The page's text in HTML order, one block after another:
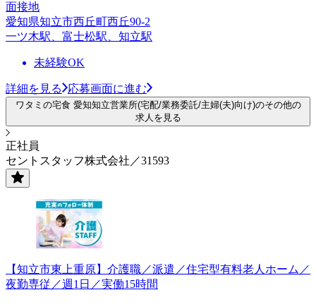
面接地
愛知県知立市西丘町西丘90-2
一ツ木駅、富士松駅、知立駅
未経験OK
詳細を見る 応募画面に進む
ワタミの宅食 愛知知立営業所(宅配/業務委託/主婦(夫)向け)のその他の
求人を見る
正社員
セントスタッフ株式会社／31593
【知立市東上重原】介護職／派遣／住宅型有料老人ホーム／
夜勤専従／週1日／実働15時間